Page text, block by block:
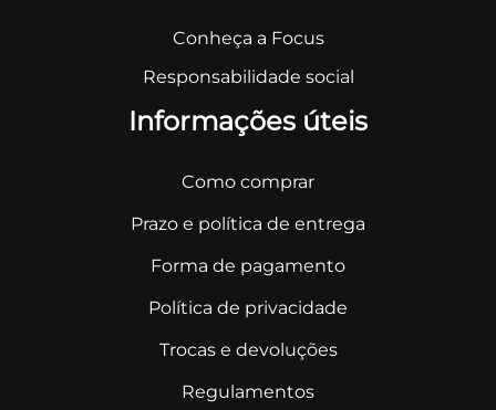
Conheça a Focus
Responsabilidade social
Informações úteis
Como comprar
Prazo e política de entrega
Forma de pagamento
Política de privacidade
Trocas e devoluções
Regulamentos